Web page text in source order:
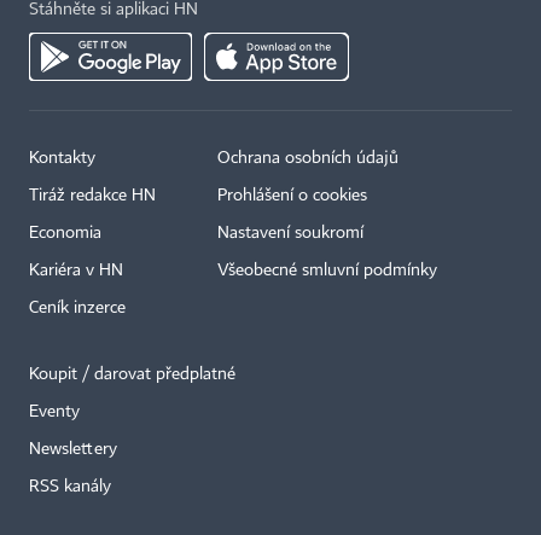
Stáhněte si aplikaci HN
Kontakty
Tiráž redakce HN
Economia
Kariéra v HN
Ceník inzerce
Ochrana osobních údajů
Prohlášení o cookies
Nastavení soukromí
Všeobecné smluvní podmínky
Koupit / darovat předplatné
Eventy
Newslettery
RSS kanály